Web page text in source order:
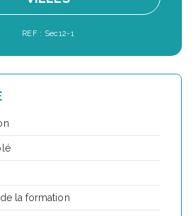
REF : Sec12-1
la formation